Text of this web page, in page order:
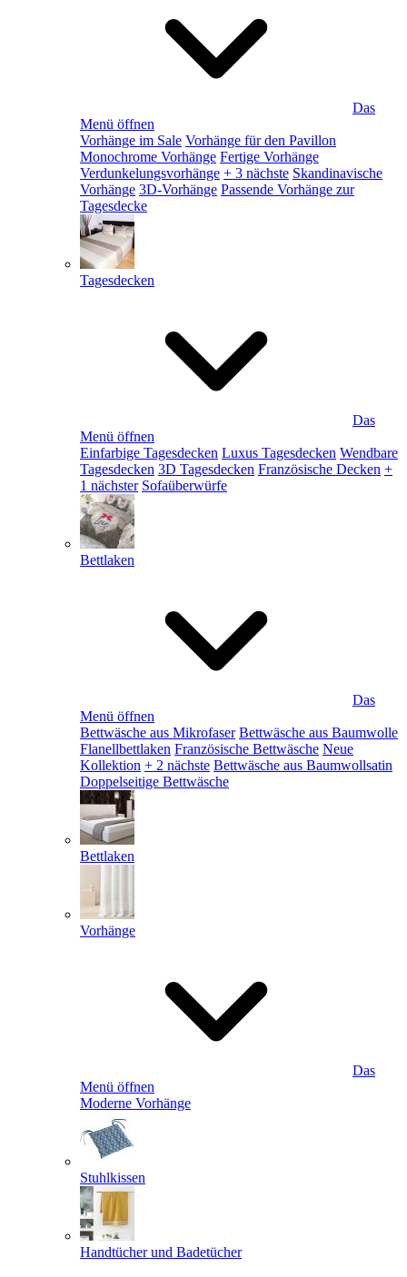
Das
Menü öffnen
Vorhänge im Sale Vorhänge für den Pavillon
Monochrome Vorhänge Fertige Vorhänge
Verdunkelungsvorhänge + 3 nächste Skandinavische
Vorhänge 3D-Vorhänge Passende Vorhänge zur
Tagesdecke
Tagesdecken
Das
Menü öffnen
Einfarbige Tagesdecken Luxus Tagesdecken Wendbare
Tagesdecken 3D Tagesdecken Französische Decken +
1 nächster Sofaüberwürfe
Bettlaken
Das
Menü öffnen
Bettwäsche aus Mikrofaser Bettwäsche aus Baumwolle
Flanellbettlaken Französische Bettwäsche Neue
Kollektion + 2 nächste Bettwäsche aus Baumwollsatin
Doppelseitige Bettwäsche
Bettlaken
Vorhänge
Das
Menü öffnen
Moderne Vorhänge
Stuhlkissen
Handtücher und Badetücher